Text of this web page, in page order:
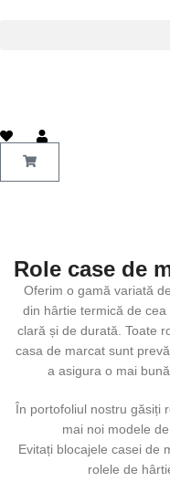
Role case de
Oferim o gamă variată
din hârtie termică de
clară și de durată. Toate
casa de marcat sunt
a asigura o mai
În portofoliul nostru găsiți
mai noi modele
Evitați blocajele casei de
rolele de